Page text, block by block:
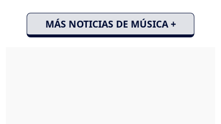
MÁS NOTICIAS DE MÚSICA +